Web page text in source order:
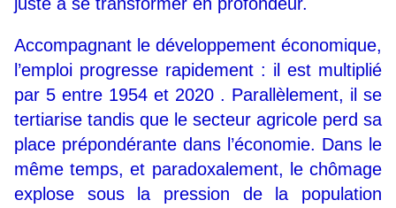
Accompagnant le développement économique,
l’emploi progresse rapidement : il est multiplié
par 5 entre 1954 et 2020 . Parallèlement, il se
tertiarise tandis que le secteur agricole perd sa
place prépondérante dans l’économie. Dans le
même temps, et paradoxalement, le chômage
explose sous la pression de la population